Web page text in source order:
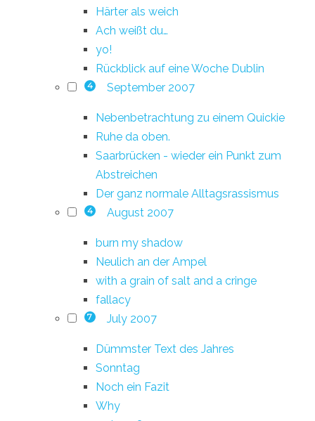
Härter als weich
Ach weißt du…
yo!
Rückblick auf eine Woche Dublin
4 September 2007
Nebenbetrachtung zu einem Quickie
Ruhe da oben.
Saarbrücken - wieder ein Punkt zum
Abstreichen
Der ganz normale Alltagsrassismus
4 August 2007
burn my shadow
Neulich an der Ampel
with a grain of salt and a cringe
fallacy
7 July 2007
Dümmster Text des Jahres
Sonntag
Noch ein Fazit
Why